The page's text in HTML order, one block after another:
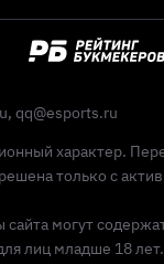
qq@esports.ru
характер.
только с
сайта могут
лиц младше 18 лет.